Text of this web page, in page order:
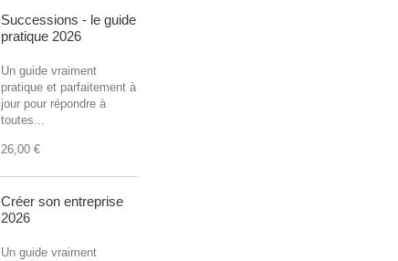
Successions - le guide
pratique 2026
Un guide vraiment
pratique et parfaitement à
jour pour répondre à
toutes...
26,00 €
Créer son entreprise
2026
Un guide vraiment